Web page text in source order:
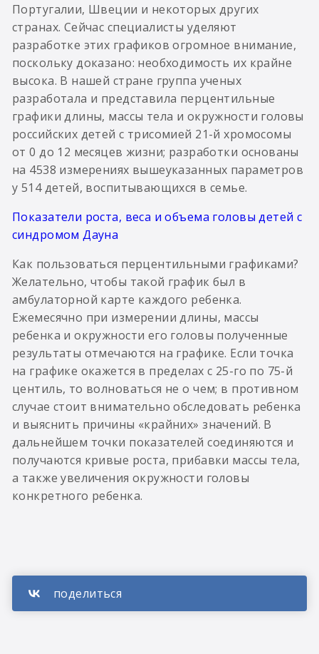
Португалии, Швеции и некоторых других
странах. Сейчас специалисты уделяют
разработке этих графиков огромное внимание,
поскольку доказано: необходимость их крайне
высока. В нашей стране группа ученых
разработала и представила перцентильные
графики длины, массы тела и окружности головы
российских детей с трисомией 21-й хромосомы
от 0 до 12 месяцев жизни; разработки основаны
на 4538 измерениях вышеуказанных параметров
у 514 детей, воспитывающихся в семье.
Показатели роста, веса и объема головы детей с
синдромом Дауна
Как пользоваться перцентильными графиками?
Желательно, чтобы такой график был в
амбулаторной карте каждого ребенка.
Ежемесячно при измерении длины, массы
ребенка и окружности его головы полученные
результаты отмечаются на графике. Если точка
на графике окажется в пределах с 25-го по 75-й
центиль, то волноваться не о чем; в противном
случае стоит внимательно обследовать ребенка
и выяснить причины «крайних» значений. В
дальнейшем точки показателей соединяются и
получаются кривые роста, прибавки массы тела,
а также увеличения окружности головы
конкретного ребенка.